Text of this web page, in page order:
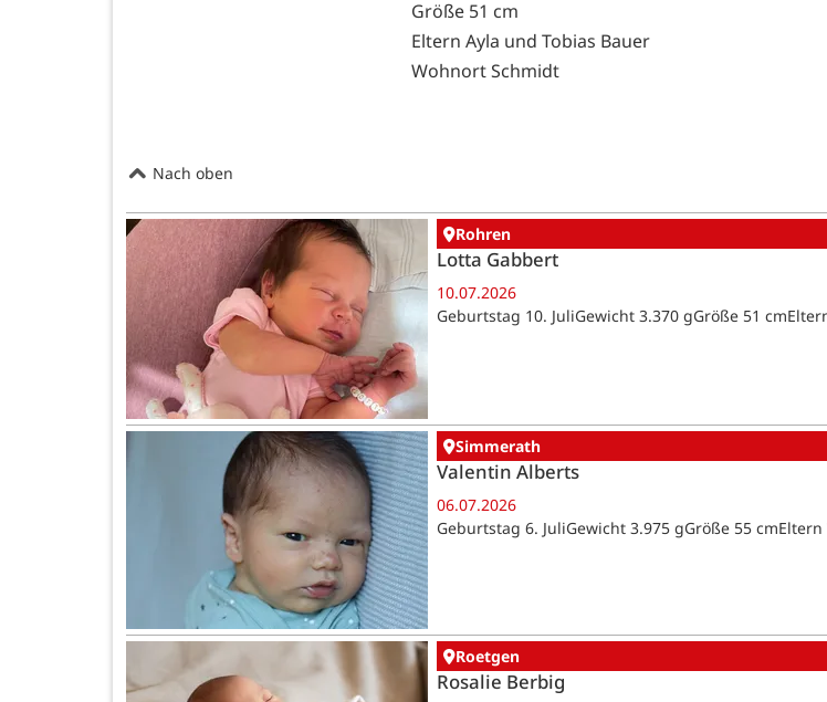
Größe 51 cm
Eltern Ayla und Tobias Bauer
Wohnort Schmidt
Nach oben
Rohren
Lotta Gabbert
10.07.2026
Geburtstag 10. JuliGewicht 3.370 gGröße 51
Simmerath
Valentin Alberts
06.07.2026
Geburtstag 6. JuliGewicht 3.975 gGröße 55
Roetgen
Rosalie Berbig